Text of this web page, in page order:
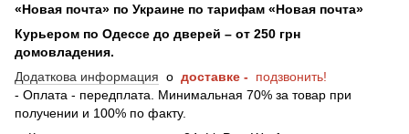
«Новая почта» по Украине по тарифам «Новая почта»
Курьером по Одессе до дверей – от 250 грн
домовладения.
Додаткова информация о доставке - подзвонить!
- Оплата - передплата. Минимальная 70% за товар при
получении и 100% по факту.